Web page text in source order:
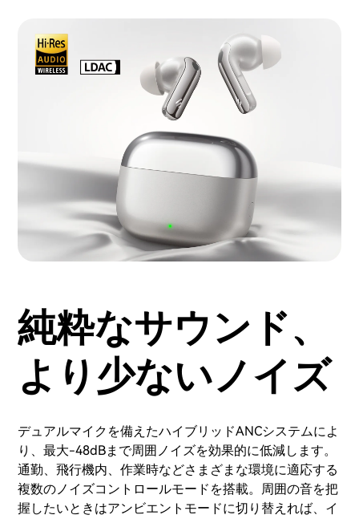
純粋なサウンド、
より少ないノイズ
デュアルマイクを備えたハイブリッドANCシステムによ
り、最大-48dBまで周囲ノイズを効果的に低減します。
通勤、飛行機内、作業時などさまざまな環境に適応する
複数のノイズコントロールモードを搭載。周囲の音を把
握したいときはアンビエントモードに切り替えれば、イ